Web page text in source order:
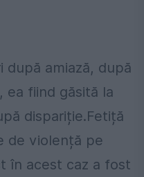
după amiază, după
ea fiind găsită la
dispariție.Fetiță
de violență pe
în acest caz a fost